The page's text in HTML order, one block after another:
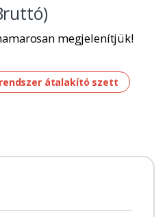
megjelenítjük!
átalakító szett